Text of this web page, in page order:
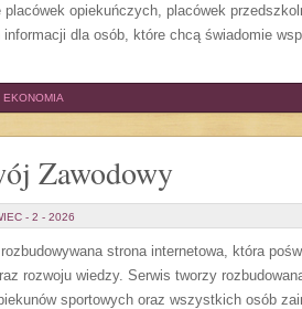
placówek opiekuńczych, placówek
dla osób, które chcą świadomie
Zawodowy
- 2 - 2026
strona internetowa, która
rozwoju wiedzy. Serwis tworzy
sportowych oraz wszystkich osób